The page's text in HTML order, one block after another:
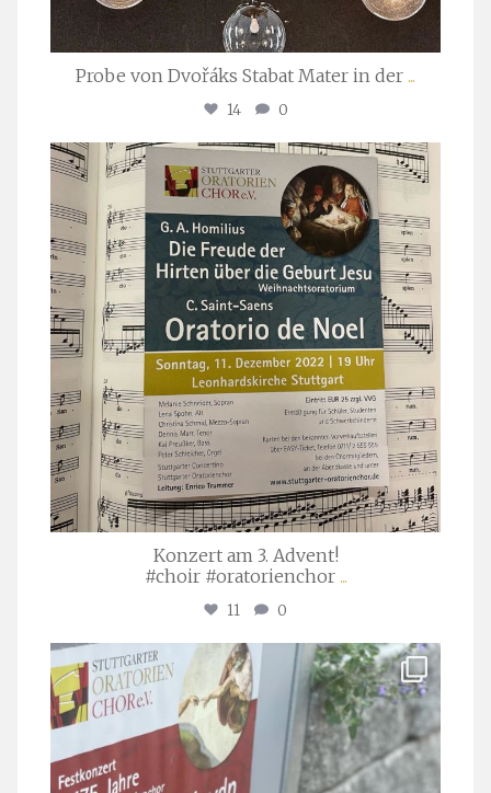
Probe von Dvořáks Stabat Mater in der ...
14 0
stuttgarter_oratorienchor
Nov. 29
Konzert am 3. Advent!
#choir #oratorienchor ...
11 0
stuttgarter_oratorienchor
Juli 23